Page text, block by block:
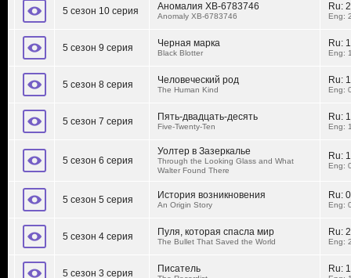
5 сезон 10 серия Аномалия XB-6783746
Anomaly XB-6783746
Ru:
Eng:
5 сезон 9 серия Черная марка
Black Blotter
Ru:
Eng:
5 сезон 8 серия Человеческий род
The Human Kind
Ru:
Eng:
5 сезон 7 серия Пять-двадцать-десять
Five-Twenty-Ten
Ru:
Eng:
5 сезон 6 серия
Уолтер в Зазеркалье
Through the Looking Glass and What
Walter Found There
Ru:
Eng:
5 сезон 5 серия История возникновения
An Origin Story
Ru:
Eng:
5 сезон 4 серия Пуля, которая спасла мир
The Bullet That Saved the World
Ru:
Eng:
5 сезон 3 серия Писатель Ru: